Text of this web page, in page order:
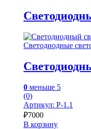
Светодиодные
0 меньше 5
(0)
Артикул: P-1.1
₽7000
В корзину